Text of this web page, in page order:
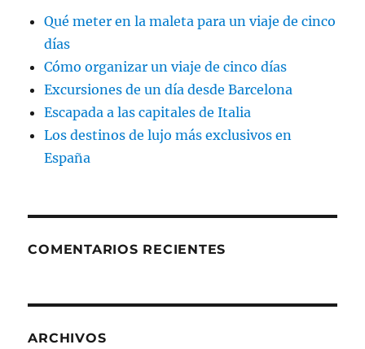
Qué meter en la maleta para un viaje de cinco
días
Cómo organizar un viaje de cinco días
Excursiones de un día desde Barcelona
Escapada a las capitales de Italia
Los destinos de lujo más exclusivos en
España
COMENTARIOS RECIENTES
ARCHIVOS